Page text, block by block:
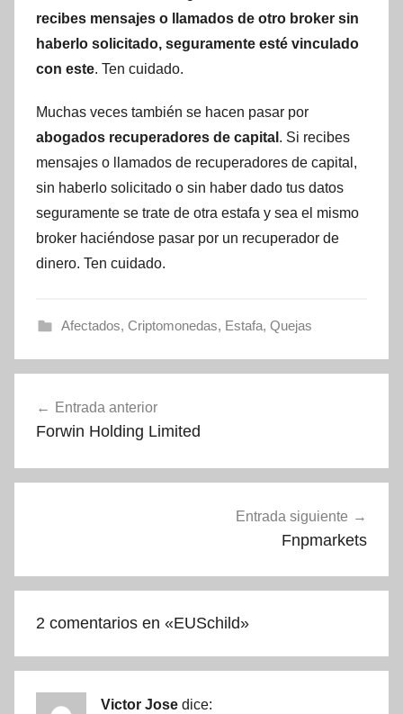
recibes mensajes o llamados de otro broker sin
haberlo solicitado, seguramente esté vinculado
con este. Ten cuidado.
Muchas veces también se hacen pasar por
abogados recuperadores de capital . Si recibes
mensajes o llamados de recuperadores de capital,
sin haberlo solicitado o sin haber dado tus datos
seguramente se trate de otra estafa y sea el mismo
broker haciéndose pasar por un recuperador de
dinero. Ten cuidado.
Afectados, Criptomonedas, Estafa, Quejas
de
Entrada anterior
Forwin Holding Limited
Entrada siguiente
Fnpmarkets
2 comentarios en «EUSchild»
Victor Jose dice: